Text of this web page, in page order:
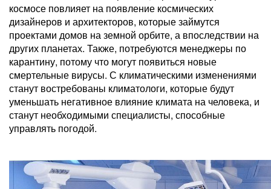
космосе повлияет на появление космических
дизайнеров и архитекторов, которые займутся
проектами домов на земной орбите, а впоследствии на
других планетах. Также, потребуются менеджеры по
карантину, потому что могут появиться новые
смертельные вирусы. С климатическими изменениями
станут востребованы климатологи, которые будут
уменьшать негативное влияние климата на человека, и
станут необходимыми специалисты, способные
управлять погодой.